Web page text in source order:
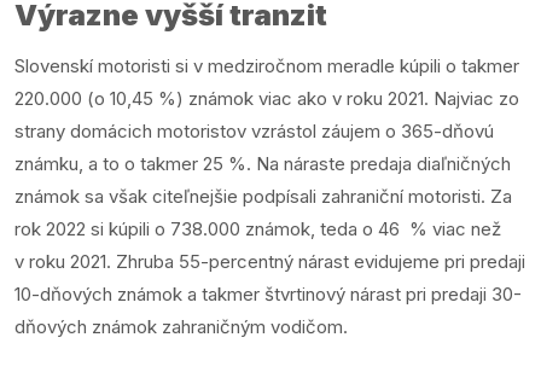
Výrazne vyšší tranzit
Slovenskí motoristi si v medziročnom meradle kúpili o takmer
220.000 (o 10,45 %) známok viac ako v roku 2021. Najviac zo
strany domácich motoristov vzrástol záujem o 365-dňovú
známku, a to o takmer 25 %. Na náraste predaja diaľničných
známok sa však citeľnejšie podpísali zahraniční motoristi. Za
rok 2022 si kúpili o 738.000 známok, teda o 46 % viac než
v roku 2021. Zhruba 55-percentný nárast evidujeme pri predaji
10-dňových známok a takmer štvrtinový nárast pri predaji 30-
dňových známok zahraničným vodičom.